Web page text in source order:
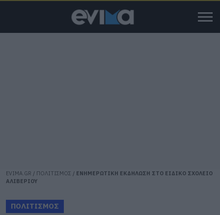
EVIMA.GR / ΠΟΛΙΤΙΣΜΟΣ / ΕΝΗΜΕΡΩΤΙΚΗ ΕΚΔΗΛΩΣΗ ΣΤΟ ΕΙΔΙΚΟ ΣΧΟΛΕΙΟ
ΑΛΙΒΕΡΙΟΥ
ΠΟΛΙΤΙΣΜΟΣ